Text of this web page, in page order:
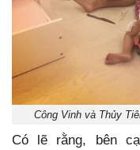
Công Vinh và Thủy
Có lẽ rằng, bên